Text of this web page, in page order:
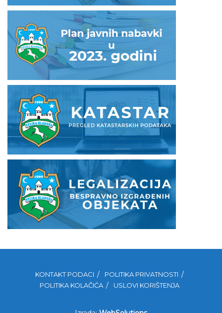
KONTAKT PODACI
POLITIKA PRIVATNOSTI
POLITIKA KOLAČIĆA
USLOVI KORIŠTENJA